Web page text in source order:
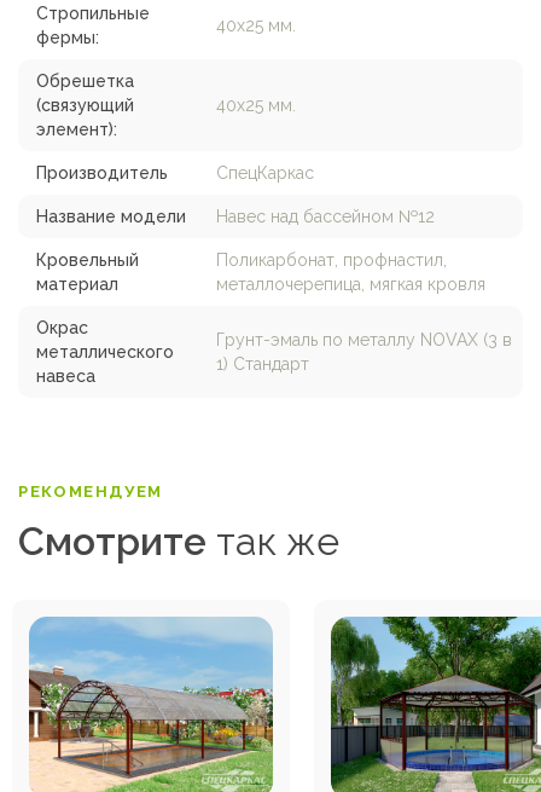
Стропильные
фермы:
40х25 мм.
Обрешетка
(связующий
элемент):
40х25 мм.
Производитель СпецКаркас
Название модели Навес над бассейном №12
Кровельный
материал
Поликарбонат, профнастил,
металлочерепица, мягкая кровля
Окрас
металлического
навеса
Грунт-эмаль по металлу NOVAX (3 в
1) Стандарт
РЕКОМЕНДУЕМ
Смотрите так же